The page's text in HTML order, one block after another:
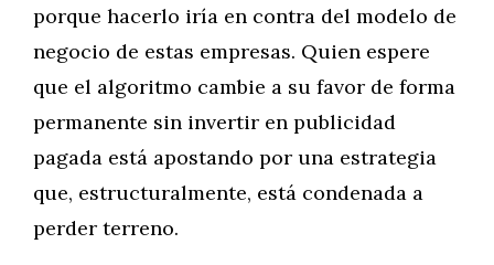
porque hacerlo iría en contra del modelo de
negocio de estas empresas. Quien espere
que el algoritmo cambie a su favor de forma
permanente sin invertir en publicidad
pagada está apostando por una estrategia
que, estructuralmente, está condenada a
perder terreno.